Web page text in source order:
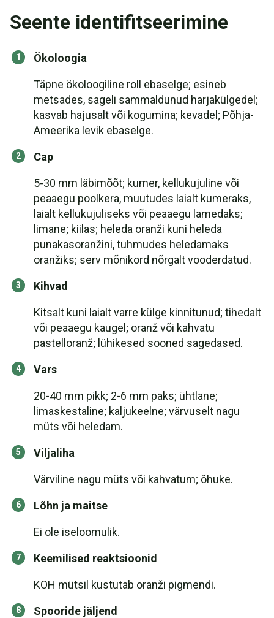
Seente identifitseerimine
Ökoloogia
Täpne ökoloogiline roll ebaselge; esineb
metsades, sageli sammaldunud harjakülgedel;
kasvab hajusalt või kogumina; kevadel; Põhja-
Ameerika levik ebaselge.
Cap
5-30 mm läbimõõt; kumer, kellukujuline või
peaaegu poolkera, muutudes laialt kumeraks,
laialt kellukujuliseks või peaaegu lamedaks;
limane; kiilas; heleda oranži kuni heleda
punakasoranžini, tuhmudes heledamaks
oranžiks; serv mõnikord nõrgalt vooderdatud.
Kihvad
Kitsalt kuni laialt varre külge kinnitunud; tihedalt
või peaaegu kaugel; oranž või kahvatu
pastelloranž; lühikesed sooned sagedased.
Vars
20-40 mm pikk; 2-6 mm paks; ühtlane;
limaskestaline; kaljukeelne; värvuselt nagu
müts või heledam.
Viljaliha
Värviline nagu müts või kahvatum; õhuke.
Lõhn ja maitse
Ei ole iseloomulik.
Keemilised reaktsioonid
KOH mütsil kustutab oranži pigmendi.
Spooride jäljend